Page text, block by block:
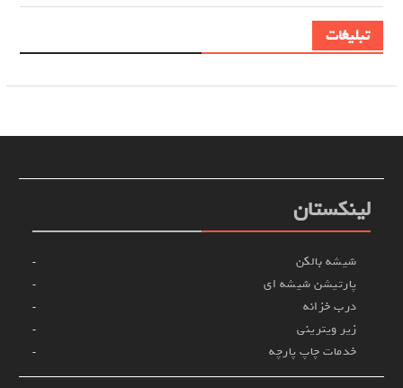
تبلیغات
لینکستان
شیشه بالکن
پارتیشن شیشه ای
درب خزانه
زیر ویترینی
خدمات چاپ پارچه